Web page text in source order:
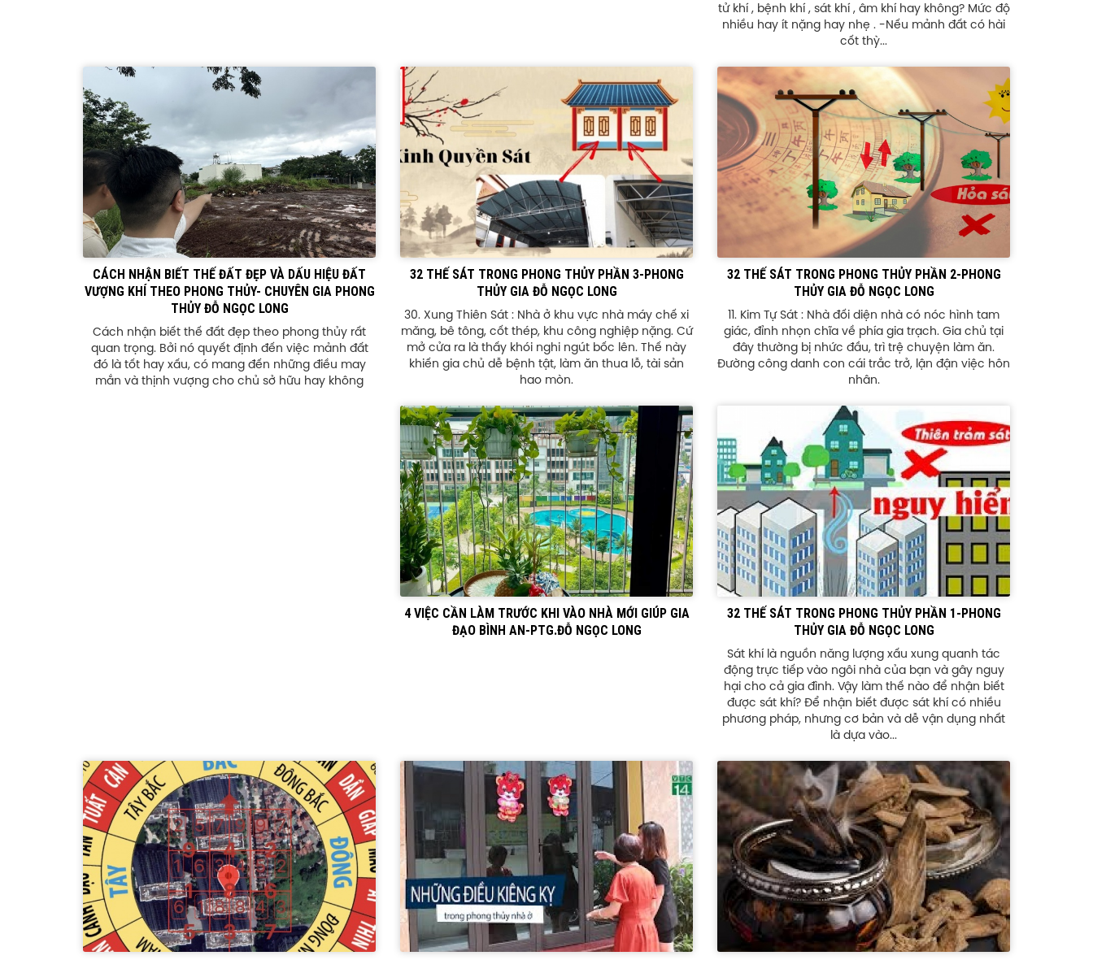
tử khí , bệnh khí , sát khí , âm khí hay không? Mức độ
nhiều hay ít nặng hay nhẹ . -Nếu mảnh đất có hài
cốt thỳ...
CÁCH NHẬN BIẾT THẾ ĐẤT ĐẸP VÀ DẤU HIỆU ĐẤT
VƯỢNG KHÍ THEO PHONG THỦY- CHUYÊN GIA PHONG
THỦY ĐỖ NGỌC LONG
Cách nhận biết thế đất đẹp theo phong thủy rất
quan trọng. Bởi nó quyết định đến việc mảnh đất
đó là tốt hay xấu, có mang đến những điều may
mắn và thịnh vượng cho chủ sở hữu hay không
32 THẾ SÁT TRONG PHONG THỦY PHẦN 3-PHONG
THỦY GIA ĐỖ NGỌC LONG
30. Xung Thiên Sát : Nhà ở khu vực nhà máy chế xi
măng, bê tông, cốt thép, khu công nghiệp nặng. Cứ
mở cửa ra là thấy khói nghi ngút bốc lên. Thế này
khiến gia chủ dễ bệnh tật, làm ăn thua lỗ, tài sản
hao mòn.
32 THẾ SÁT TRONG PHONG THỦY PHẦN 2-PHONG
THỦY GIA ĐỖ NGỌC LONG
11. Kim Tự Sát : Nhà đối diện nhà có nóc hình tam
giác, đỉnh nhọn chĩa về phía gia trạch. Gia chủ tại
đây thường bị nhức đầu, trì trệ chuyện làm ăn.
Đường công danh con cái trắc trở, lận đận việc hôn
nhân.
4 VIỆC CẦN LÀM TRƯỚC KHI VÀO NHÀ MỚI GIÚP GIA
ĐẠO BÌNH AN-PTG.ĐỖ NGỌC LONG
32 THẾ SÁT TRONG PHONG THỦY PHẦN 1-PHONG
THỦY GIA ĐỖ NGỌC LONG
Sát khí là nguồn năng lượng xấu xung quanh tác
động trực tiếp vào ngôi nhà của bạn và gây nguy
hại cho cả gia đình. Vậy làm thế nào để nhận biết
được sát khí? Để nhận biết được sát khí có nhiều
phương pháp, nhưng cơ bản và dễ vận dụng nhất
là dựa vào...